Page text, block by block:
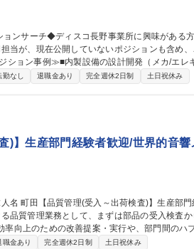
■製造/製造技術（精密加工装置/精密加工ツール
勤なし 退職金あり 完全週休2日制 土日祝休み
)】生産部門経験者歓迎/世界的音
向上のための改善提案・実行や、部門間のハ
職金あり 完全週休2日制 土日祝休み